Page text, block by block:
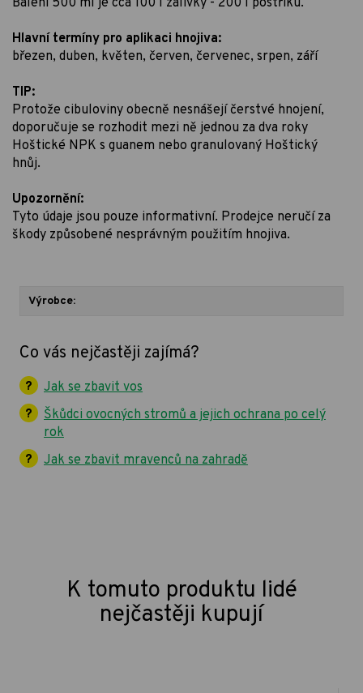
Hlavní termíny pro aplikaci hnojiva:
březen, duben, květen, červen, červenec, srpen, září
TIP:
Protože cibuloviny obecně nesnášejí čerstvé hnojení,
doporučuje se rozhodit mezi ně jednou za dva roky
Hoštické NPK s guanem nebo granulovaný Hoštický
hnůj.
Upozornění:
Tyto údaje jsou pouze informativní. Prodejce neručí za
škody způsobené nesprávným použitím hnojiva.
Výrobce:
Co vás nejčastěji zajímá?
Jak se zbavit vos
Škůdci ovocných stromů a jejich ochrana po celý
rok
Jak se zbavit mravenců na zahradě
K tomuto produktu lidé
nejčastěji kupují